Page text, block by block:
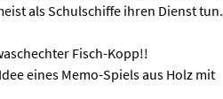
als Schulschiffe ihren Dienst tun.
Fisch-Kopp!!
eines Memo-Spiels aus Holz mit